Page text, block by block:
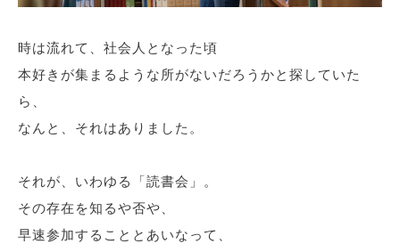
時は流れて、社会人となった頃
本好きが集まるような所がないだろうかと探していた
ら、
なんと、それはありました。
それが、いわゆる「読書会」。
その存在を知るや否や、
早速参加することとあいなって、